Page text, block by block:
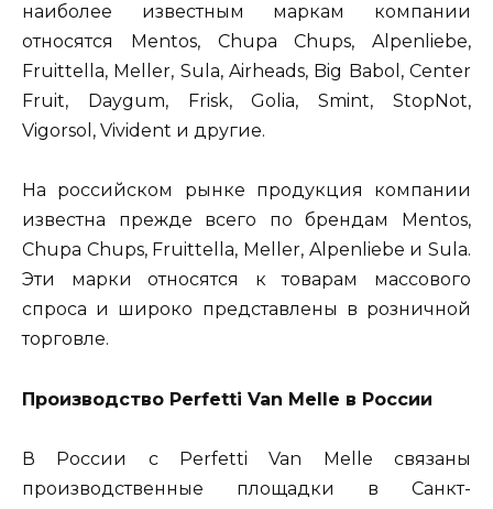
наиболее известным маркам компании
относятся Mentos, Chupa Chups, Alpenliebe,
Fruittella, Meller, Sula, Airheads, Big Babol, Center
Fruit, Daygum, Frisk, Golia, Smint, StopNot,
Vigorsol, Vivident и другие.
На российском рынке продукция компании
известна прежде всего по брендам Mentos,
Chupa Chups, Fruittella, Meller, Alpenliebe и Sula.
Эти марки относятся к товарам массового
спроса и широко представлены в розничной
торговле.
Производство Perfetti Van Melle в России
В России с Perfetti Van Melle связаны
производственные площадки в Санкт-